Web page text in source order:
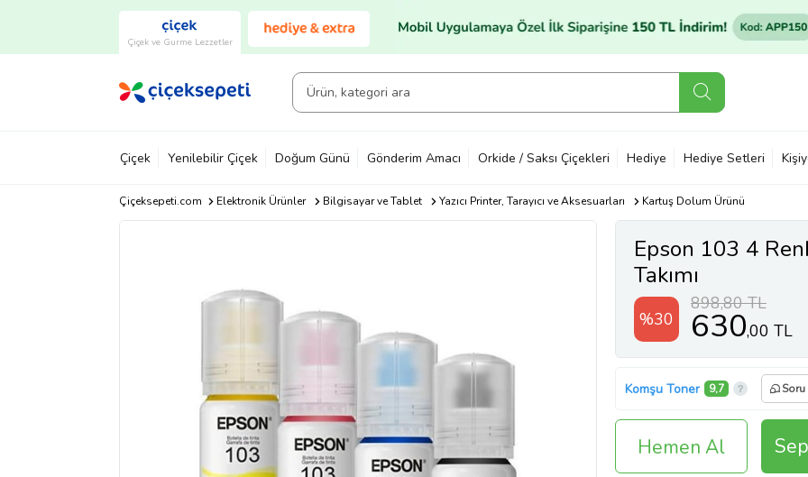
Çiçek ve Gurme Lezzetler
Çiçek Yenilebilir Çiçek Doğum Günü Gönderim Amacı Orkide / Saksı Çiçekleri Hediye Hediye Setleri
Çiçeksepeti.com Elektronik Ürünler Bilgisayar ve Tablet Yazıcı Printer, Tarayıcı ve Aksesuarları Kartuş Dolum Ürünü
Epson 103 4
Takımı
%30
898,80 TL
630,00 TL
Komşu Toner 9,7 Soru
Hemen Al